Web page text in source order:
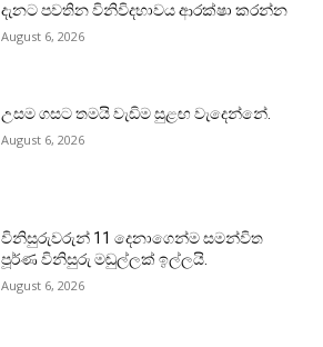
දැනට පවතින විනිවිදභාවය ආරක්ෂා කරන්න
August 6, 2026
උසම ගසට තමයි වැඩිම සුළඟ වැදෙන්නේ.
August 6, 2026
විනිසුරුවරුන් 11 දෙනාගෙන්ම සමන්විත
පූර්ණ විනිසුරු මඬුල්ලක් ඉල්ලයි.
August 6, 2026